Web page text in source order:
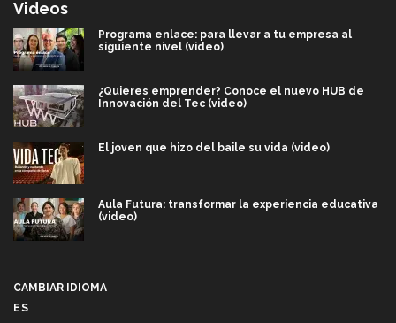
Videos
Programa enlace: para llevar a tu empresa al
siguiente nivel (video)
¿Quieres emprender? Conoce el nuevo HUB de
Innovación del Tec (video)
El joven que hizo del baile su vida (video)
Aula Futura: transformar la experiencia educativa
(video)
CAMBIAR IDIOMA
ES